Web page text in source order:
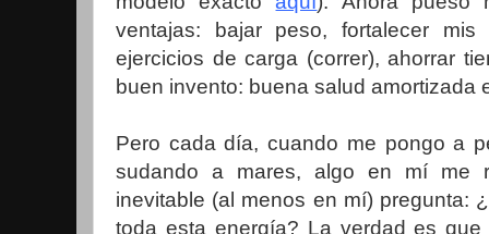
ventajas: bajar peso, fortalecer
ejercicios de carga (correr), ahorrar
buen invento: buena salud amortizada
Pero cada día, cuando me pongo a
sudando a mares, algo en mí me
inevitable (al menos en mí) pregunta:
toda esta energía? La verdad es